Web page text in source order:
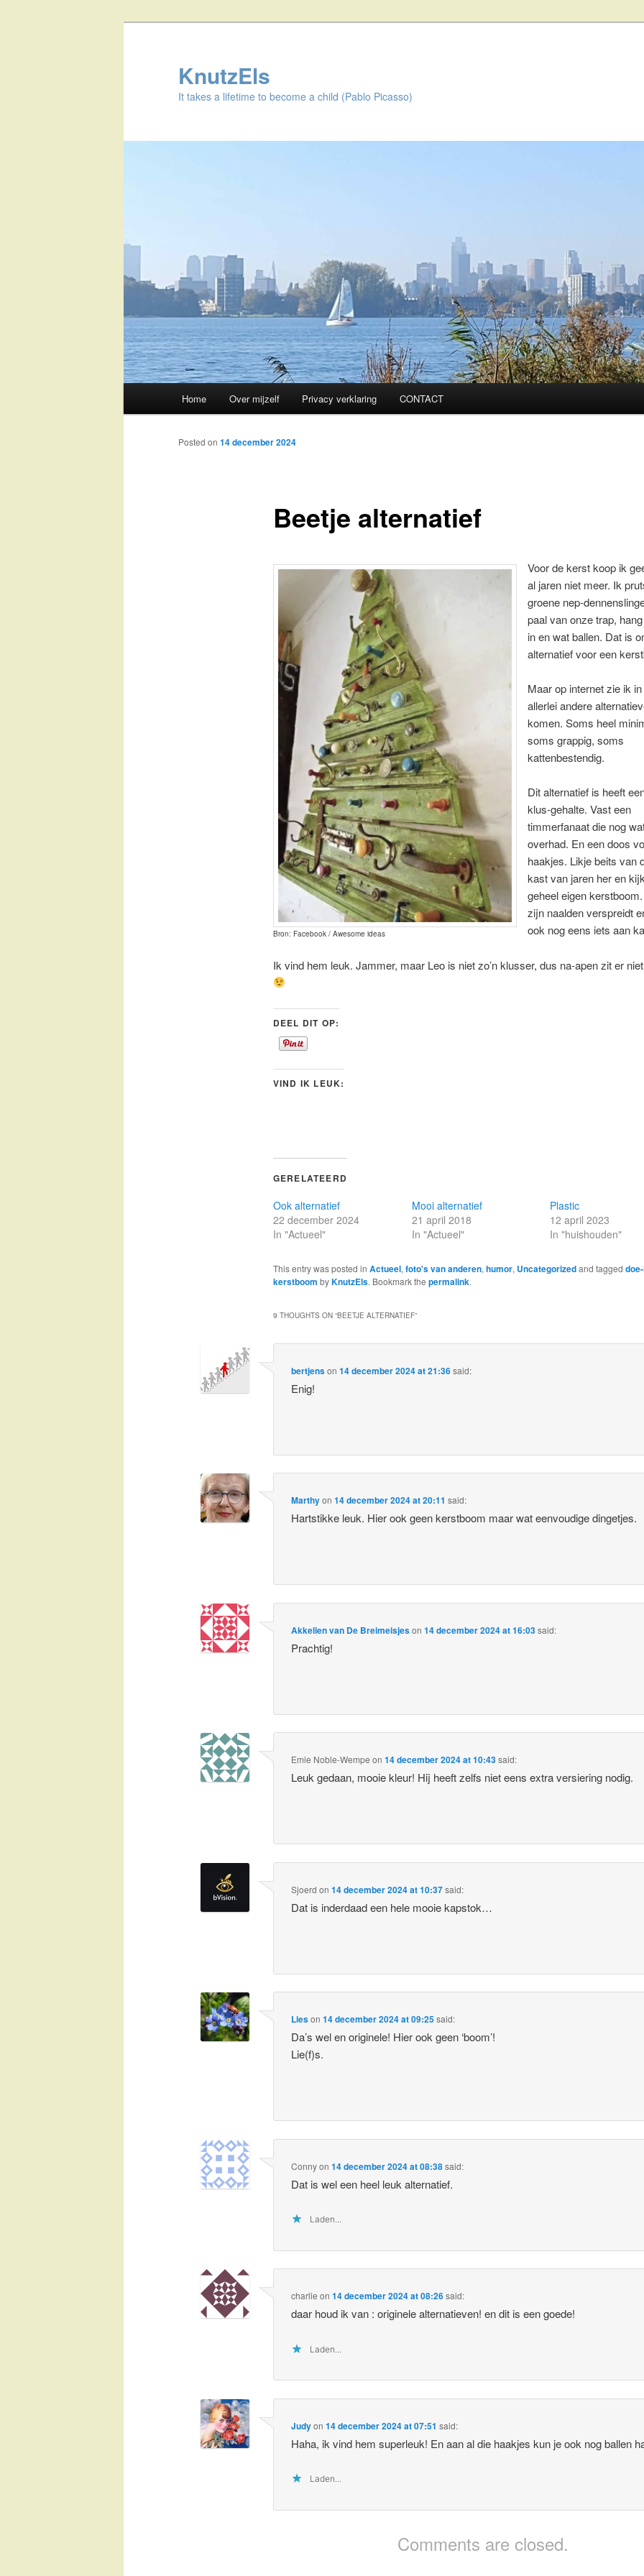
KnutzEls
It takes a lifetime to become a child (Pablo Picasso)
Skip
to
Home Over mijzelf Privacy verklaring CONTACT
Beetje alternatief
Posted on 14 december 2024
Bron: Facebook / Awesome ideas
Voor de kerst koop ik
al jaren niet meer. Ik
groene nep-
paal van onze trap,
in en wat ballen. Dat is
alternatief voor een
Maar op internet zie ik
allerlei andere
komen. Soms heel
soms grappig, soms
kattenbestendig.
Dit alternatief is heeft
klus-gehalte. Vast een
timmerfanaat die nog
overhad. En een doos
haakjes. Likje beits van
kast van jaren her en
geheel eigen
zijn naalden verspreidt
ook nog eens iets aan
Ik vind hem leuk. Jammer, maar Leo is niet zo’n klusser, dus na-apen zit er
DEEL DIT OP:
VIND IK LEUK:
GERELATEERD
Ook alternatief
22 december 2024
In "Actueel"
Mooi alternatief
21 april 2018
In "Actueel"
Plastic
12 april 2023
In "huishouden"
This entry was posted in Actueel, foto's van anderen, humor, Uncategorizedand tagged
kerstboom byKnutzEls. Bookmark the permalink.
9 THOUGHTS ON “BEETJE ALTERNATIEF”
bertjenson14 december 2024 at 21:36said:
Enig!
Marthyon14 december 2024 at 20:11 said:
Hartstikke leuk. Hier ook geen kerstboom maar wat eenvoudige dingetjes.
Akkelien van De Breimeisjeson14 december 2024 at 16:03said:
Prachtig!
Emie Noble-Wempe on14 december 2024 at 10:43said:
Leuk gedaan, mooie kleur! Hij heeft zelfs niet eens extra versiering nodig.
Sjoerd on14 december 2024 at 10:37said:
Dat is inderdaad een hele mooie kapstok…
Lieson14 december 2024 at 09:25said:
Da’s wel en originele! Hier ook geen ‘boom’!
Lie(f)s.
Connyon14 december 2024 at 08:38said:
Dat is wel een heel leuk alternatief.
Laden...
charlie on14 december 2024 at 08:26said:
daar houd ik van : originele alternatieven! en dit is een goede!
Laden...
Judyon14 december 2024 at 07:51 said:
Haha, ik vind hem superleuk! En aan al die haakjes kun je ook nog ballen
Laden...
Comments are closed.